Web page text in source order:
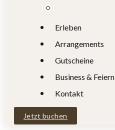
Erleben
Arrangements
Gutscheine
Business & Feiern
Kontakt
Jetzt buchen